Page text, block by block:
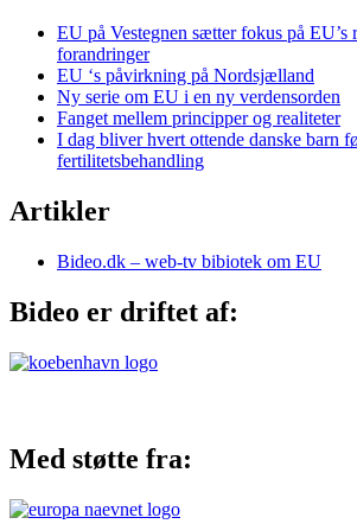
EU på Vestegnen sætter fokus på EU’s
forandringer
EU ‘s påvirkning på Nordsjælland
Ny serie om EU i en ny verdensorden
Fanget mellem principper og realiteter
I dag bliver hvert ottende danske barn
fertilitetsbehandling
Artikler
Bideo.dk – web-tv bibiotek om EU
Bideo er driftet af:
Med støtte fra: